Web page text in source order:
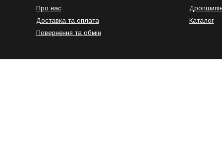
Про нас
Доставка та оплата
Повернення та обмін
Каталог